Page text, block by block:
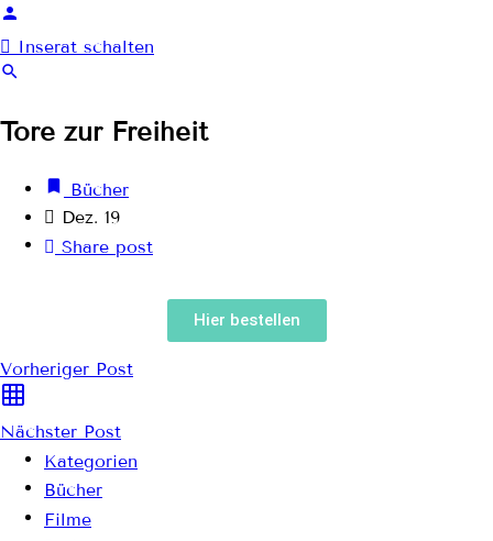
Inserat schalten
Tore zur Freiheit
Bücher
Dez. 19
Share post
Hier bestellen
Vorheriger Post
Nächster Post
Kategorien
Bücher
Filme